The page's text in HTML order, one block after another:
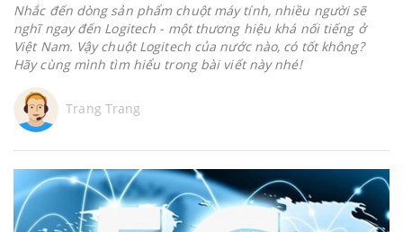
Nhắc đến dòng sản phẩm chuột máy tính, nhiều người sẽ
nghĩ ngay đến Logitech - một thương hiệu khá nối tiếng ở
Việt Nam. Vậy chuột Logitech của nước nào, có tốt không?
Hãy cùng mình tìm hiểu trong bài viết này nhé!
Trang Trang